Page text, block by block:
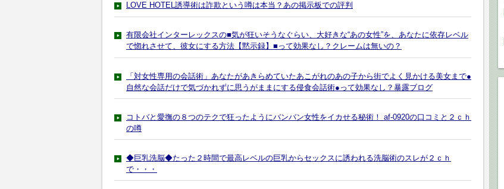
LOVE HOTEL誘導術は詐欺という噂は本当？あの掲示板での評判
有限会社インターレックスの■気が狂いそうなぐらい、大好きな“あの女性”を、あなたに依存レベル
で惚れさせて、彼女にする方法【黙示録】■って効果なし？クレームは無いの？
「対女性専用の会話術」あなたがあきらめていたあこがれのあの子から街でよく見かける美女まで●
自然な会話だけで気づかれずに思うがままにする侵食会話術●って効果なし？暴露ブログ
コトバと愛撫の８つのテクで狂ったようにバンバン女性をイカせる秘術！ af-0920の口コミと２ｃｈ
の噂
◆巨乳洗脳◆たった２時間で最高レベルの巨乳からセックスに誘われる洗脳術のスレが２ｃｈ
で・・・